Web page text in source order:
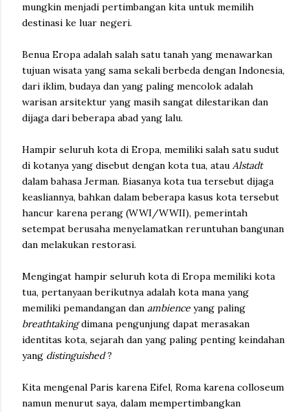
mungkin menjadi pertimbangan kita untuk memilih
destinasi ke luar negeri.
Benua Eropa adalah salah satu tanah yang menawarkan
tujuan wisata yang sama sekali berbeda dengan Indonesia,
dari iklim, budaya dan yang paling mencolok adalah
warisan arsitektur yang masih sangat dilestarikan dan
dijaga dari beberapa abad yang lalu.
Hampir seluruh kota di Eropa, memiliki salah satu sudut
di kotanya yang disebut dengan kota tua, atau Alstadt
dalam bahasa Jerman. Biasanya kota tua tersebut dijaga
keasliannya, bahkan dalam beberapa kasus kota tersebut
hancur karena perang (WWI/WWII), pemerintah
setempat berusaha menyelamatkan reruntuhan bangunan
dan melakukan restorasi.
Mengingat hampir seluruh kota di Eropa memiliki kota
tua, pertanyaan berikutnya adalah kota mana yang
memiliki pemandangan dan ambience yang paling
breathtakingdimana pengunjung dapat merasakan
identitas kota, sejarah dan yang paling penting keindahan
yang distinguished?
Kita mengenal Paris karena Eifel, Roma karena colloseum
namun menurut saya, dalam mempertimbangkan